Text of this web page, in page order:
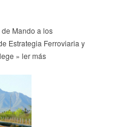
Mando a los
Estrategia Ferroviaria y
» ler más